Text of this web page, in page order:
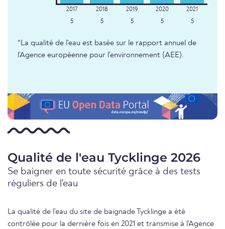
5 5 5 5 5
*La qualité de l'eau est basée sur le rapport annuel de
l'Agence européenne pour l'environnement (AEE).
Qualité de l'eau Tycklinge 2026
Se baigner en toute sécurité grâce à des tests
réguliers de l'eau
La qualité de l'eau du site de baignade Tycklinge a été
contrôlée pour la dernière fois en 2021 et transmise à l'Agence